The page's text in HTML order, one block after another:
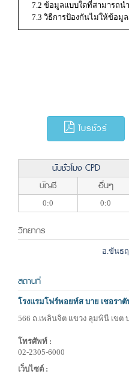
7.2 ข้อมูลแบบใดที่สามารถน
7.3 วิธีการป้องกันไม่ให้ข้อมู
โบรชัวร์
นับชั่วโมง CPD
บัญชี
อื่นๆ
0:0 0:0
วิทยากร
อ.ขันธ
สถานที่
โรงแรมโฟร์พอยท์ส บาย เชอราตั
566 ถ.เพลินจิต แขวง ลุมพินี เขต
โทรศัพท์ :
02-2305-6000
เว็บไซต์ :